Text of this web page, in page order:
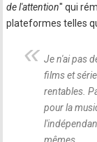
de l'attention" qui
plateformes telles
Je n'ai pas
films et
rentables.
pour la
mêmes.